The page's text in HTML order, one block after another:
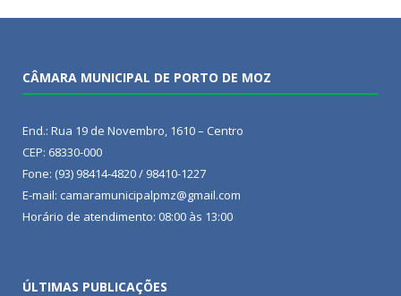
CÂMARA MUNICIPAL DE PORTO DE MOZ
End.: Rua 19 de Novembro, 1610 – Centro
CEP: 68330-000
Fone: (93) 98414-4820 / 98410-1227
E-mail: camaramunicipalpmz@gmail.com
Horário de atendimento: 08:00 às 13:00
ÚLTIMAS PUBLICAÇÕES